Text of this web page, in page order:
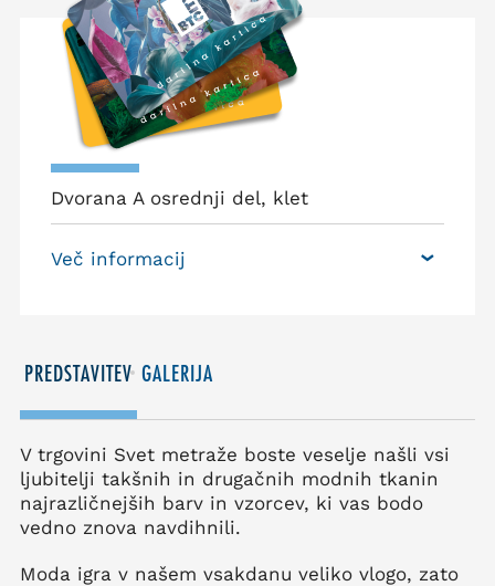
Dvorana A osrednji del, klet
Več informacij
PREDSTAVITEV GALERIJA
V trgovini Svet metraže boste veselje našli vsi
ljubitelji takšnih in drugačnih modnih tkanin
najrazličnejših barv in vzorcev, ki vas bodo
vedno znova navdihnili.
Moda igra v našem vsakdanu veliko vlogo, zato